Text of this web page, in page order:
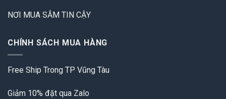
NƠI MUA SẮM TIN CẬY
CHÍNH SÁCH MUA HÀNG
Free Ship Trong TP Vũng Tàu
Giảm 10% đặt qua Zalo